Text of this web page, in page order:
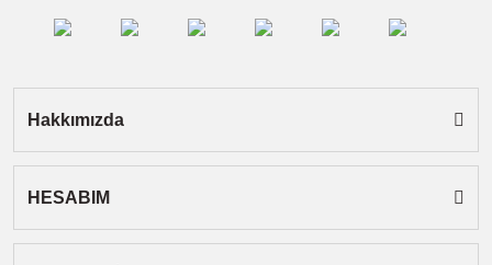
Ürün fiyatı diğer sitelerden daha pahalı.
Gönder
Hakkımızda
HESABIM